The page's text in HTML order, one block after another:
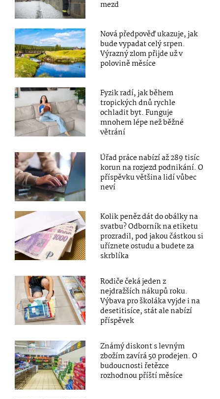
mezd
Nová předpověď ukazuje, jak
bude vypadat celý srpen.
Výrazný zlom přijde už v
polovině měsíce
Fyzik radí, jak během
tropických dnů rychle
ochladit byt. Funguje
mnohem lépe než běžné
větrání
Úřad práce nabízí až 289 tisíc
korun na rozjezd podnikání. O
příspěvku většina lidí vůbec
neví
Kolik peněz dát do obálky na
svatbu? Odborník na etiketu
prozradil, pod jakou částkou si
uříznete ostudu a budete za
skrblíka
Rodiče čeká jeden z
nejdražších nákupů roku.
Výbava pro školáka vyjde i na
desetitisíce, stát ale nabízí
příspěvek
Známý diskont s levným
zbožím zavírá 50 prodejen. O
budoucnosti řetězce
rozhodnou příští měsíce